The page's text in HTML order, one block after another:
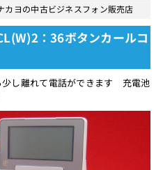
カヨの中古ビジネスフォン販売店
：36ボタンカールコ
し離れて電話ができます 充電池